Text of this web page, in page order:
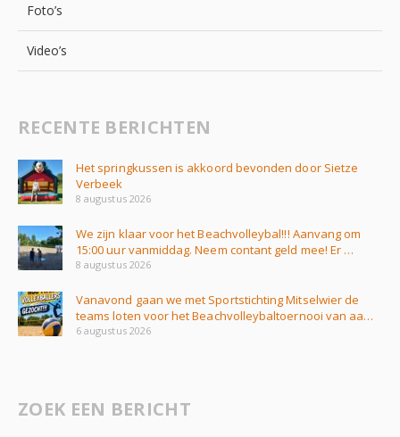
Foto’s
Video’s
RECENTE BERICHTEN
Het springkussen is akkoord bevonden door Sietze
Verbeek
8 augustus 2026
We zijn klaar voor het Beachvolleybal!!! Aanvang om
15:00 uur vanmiddag. Neem contant geld mee! Er …
8 augustus 2026
Vanavond gaan we met Sportstichting Mitselwier de
teams loten voor het Beachvolleybaltoernooi van aa…
6 augustus 2026
ZOEK EEN BERICHT